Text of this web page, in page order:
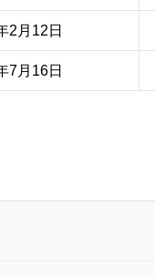
2月12日
7月16日